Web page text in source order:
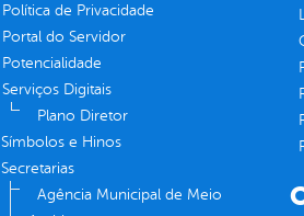
Política de Privacidade
Portal do Servidor
Potencialidade
Serviços Digitais
Plano Diretor
Símbolos e Hinos
Secretarias
Agência Municipal de Meio